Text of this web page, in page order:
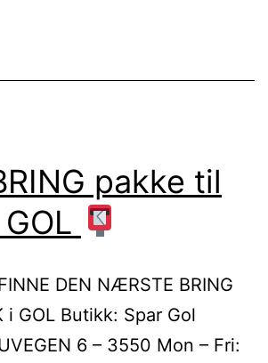
pakke til
DEN NÆRSTE BRING
i GOL Butikk: Spar Gol
6 – 3550 Mon – Fri: